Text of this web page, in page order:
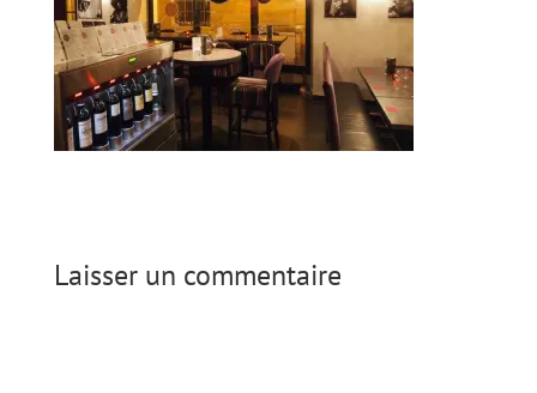
Laisser un commentaire